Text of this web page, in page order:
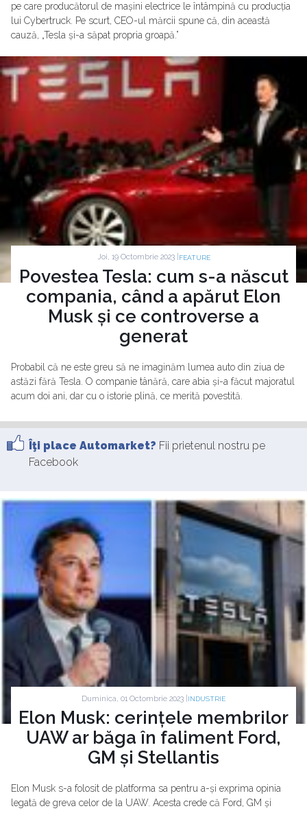
pe care producătorul de mașini electrice le întâmpină cu producția
lui Cybertruck. Pe scurt, CEO-ul mărcii spune că, din această
cauză, „Tesla și-a săpat propria groapă.”
Joi, 19 Octombrie 2023 | FEATURE
Povestea Tesla: cum s-a născut
compania, când a apărut Elon
Musk și ce controverse a
generat
Probabil că ne este greu să ne imaginăm lumea auto din ziua de
astăzi fără Tesla. O companie tânără, care abia și-a făcut majoratul
acum doi ani, dar cu o istorie plină, ce merită povestită.
Îţi place Automarket? Fii prietenul nostru pe
Facebook
Duminica, 01 Octombrie 2023 | INDUSTRIE
Elon Musk: cerințele membrilor
UAW ar băga în faliment Ford,
GM și Stellantis
Elon Musk s-a folosit de platforma sa pentru a-și exprima opinia
legată de greva celor de la UAW. Acesta crede că Ford, GM și